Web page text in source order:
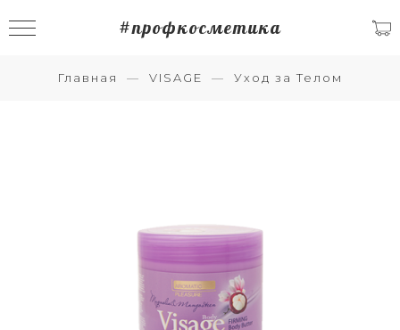
#профкосметика
Главная VISAGE Уход за Телом